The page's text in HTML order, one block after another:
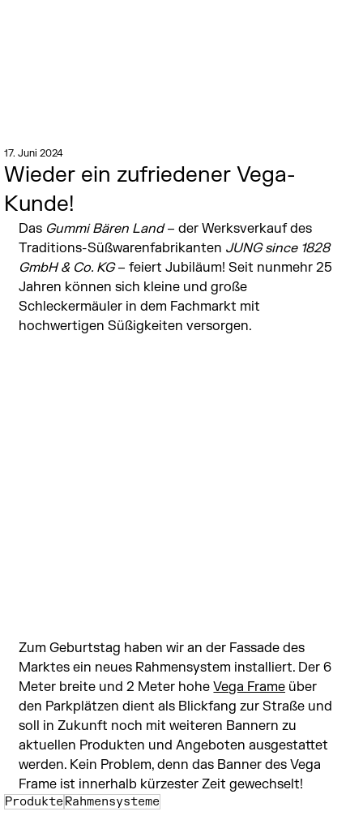
Wieder ein zufriedener Vega-
Kunde!
17. Juni 2024
Das Gummi Bären Land – der Werksverkauf des
Traditions-Süßwarenfabrikanten JUNG since 1828
GmbH & Co. KG – feiert Jubiläum! Seit nunmehr 25
Jahren können sich kleine und große
Schleckermäuler in dem Fachmarkt mit
hochwertigen Süßigkeiten versorgen.
Zum Geburtstag haben wir an der Fassade des
Marktes ein neues Rahmensystem installiert. Der 6
Meter breite und 2 Meter hohe Vega Frame über
den Parkplätzen dient als Blickfang zur Straße und
soll in Zukunft noch mit weiteren Bannern zu
aktuellen Produkten und Angeboten ausgestattet
werden. Kein Problem, denn das Banner des Vega
Frame ist innerhalb kürzester Zeit gewechselt!
Produkte Rahmensysteme